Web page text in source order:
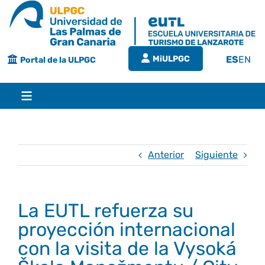
Saltar
Portal de la ULPGC MiULPGC EN
ES
Toggle
Bienvenida
Conócenos
Estudios
Grado en turismoCalidad
Anterior Siguiente
La EUTL refuerza su
proyección internacional
con la visita de la Vysoká